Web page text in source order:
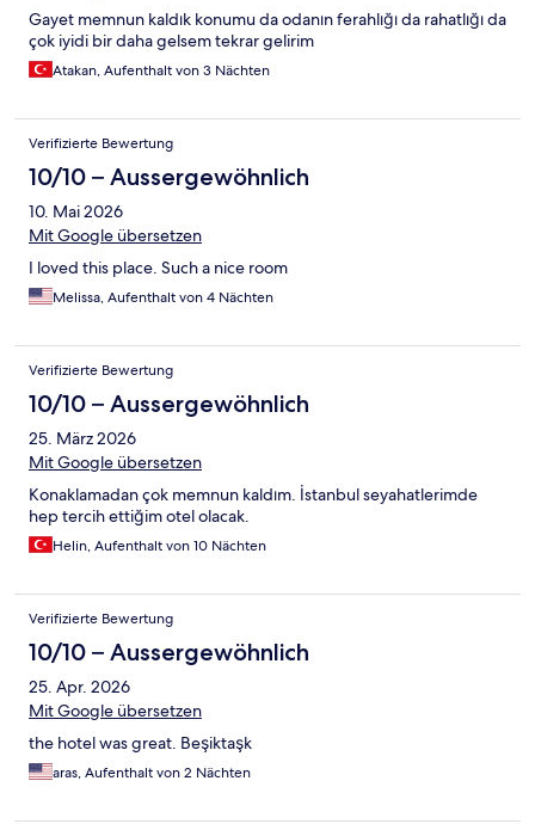
Gayet memnun kaldık konumu da odanın ferahlığı da rahatlığı da
çok iyidi bir daha gelsem tekrar gelirim
Atakan, Aufenthalt von 3 Nächten
Verifizierte Bewertung
10/10 – Aussergewöhnlich
10. Mai 2026
Mit Google übersetzen
I loved this place. Such a nice room
Melissa, Aufenthalt von 4 Nächten
Verifizierte Bewertung
10/10 – Aussergewöhnlich
25. März 2026
Mit Google übersetzen
Konaklamadan çok memnun kaldım. İstanbul seyahatlerimde
hep tercih ettiğim otel olacak.
Helin, Aufenthalt von 10 Nächten
Verifizierte Bewertung
10/10 – Aussergewöhnlich
25. Apr. 2026
Mit Google übersetzen
the hotel was great. Beşiktaşk
aras, Aufenthalt von 2 Nächten